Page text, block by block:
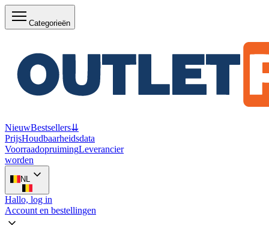
Categorieën
NieuwBestsellers⇊
PrijsHoudbaarheidsdata
VoorraadopruimingLeverancier
worden
NL
Hallo, log in
Account en bestellingen